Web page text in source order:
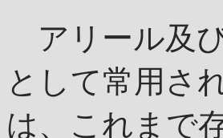
アリール及
として常用さ
は、これまで